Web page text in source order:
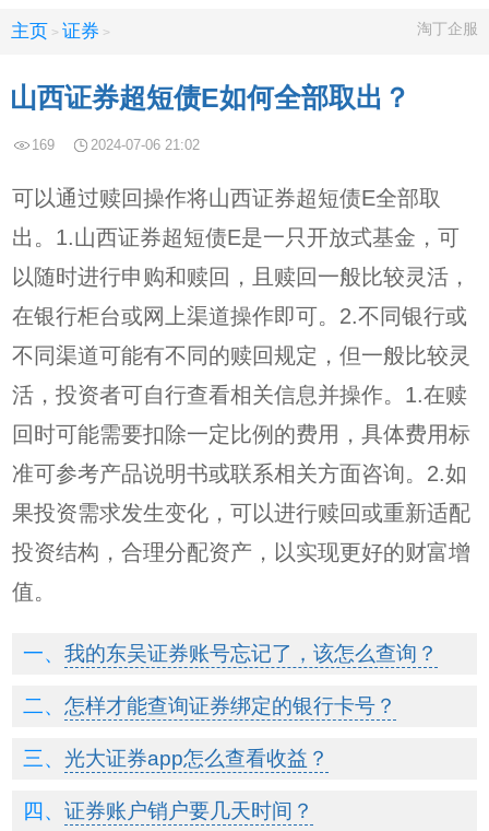
主页 > 证券 > 淘丁企服
山西证券超短债E如何全部取出？
169 2024-07-06 21:02
可以通过赎回操作将山西证券超短债E全部取
出。1.山西证券超短债E是一只开放式基金，可
以随时进行申购和赎回，且赎回一般比较灵活，
在银行柜台或网上渠道操作即可。2.不同银行或
不同渠道可能有不同的赎回规定，但一般比较灵
活，投资者可自行查看相关信息并操作。1.在赎
回时可能需要扣除一定比例的费用，具体费用标
准可参考产品说明书或联系相关方面咨询。2.如
果投资需求发生变化，可以进行赎回或重新适配
投资结构，合理分配资产，以实现更好的财富增
值。
我的东吴证券账号忘记了，该怎么查询？
怎样才能查询证券绑定的银行卡号？
光大证券app怎么查看收益？
证券账户销户要几天时间？